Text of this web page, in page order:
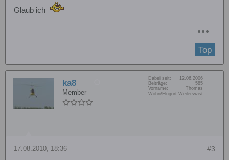
Glaub ich
Top
ka8
Member
Dabei seit:
12.06.2006
Beiträge:
585
Vorname:
Thomas
Wohn/Flugort:Weilerswist
#3
17.08.2010, 18:36